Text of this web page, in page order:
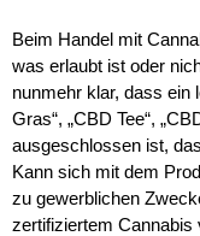
Beim Handel mit
was erlaubt ist oder
nunmehr klar, dass ein
Gras“, „CBD Tee“,
ausgeschlossen ist,
Kann sich mit dem
zu gewerblichen
zertifiziertem Cannabis